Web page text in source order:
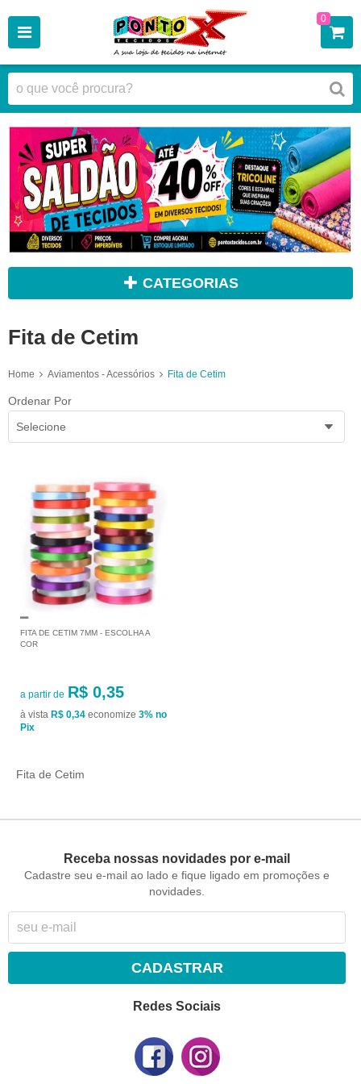
0
CATEGORIAS
Fita de Cetim
Home Aviamentos - Acessórios Fita de Cetim
Ordenar Por
Selecione
FITA DE CETIM 7MM - ESCOLHA A
COR
a partir de R$ 0,35
à vista R$ 0,34 economize 3% no
Pix
Fita de Cetim
Receba nossas novidades por e-mail
Cadastre seu e-mail ao lado e fique ligado em promoções e
novidades.
CADASTRAR
Redes Sociais